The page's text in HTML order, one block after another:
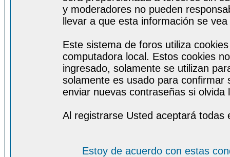
y moderadores no pueden
llevar a que esta información se
Este sistema de foros utiliza
computadora local. Estos cookies
ingresado, solamente se utilizan
solamente es usado para
enviar nuevas contraseñas si olvida
Al registrarse Usted aceptará todas
Estoy de acuerdo con estas